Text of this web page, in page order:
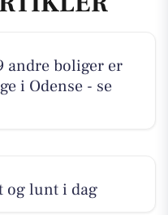
andre boliger er
i Odense - se
og lunt i dag